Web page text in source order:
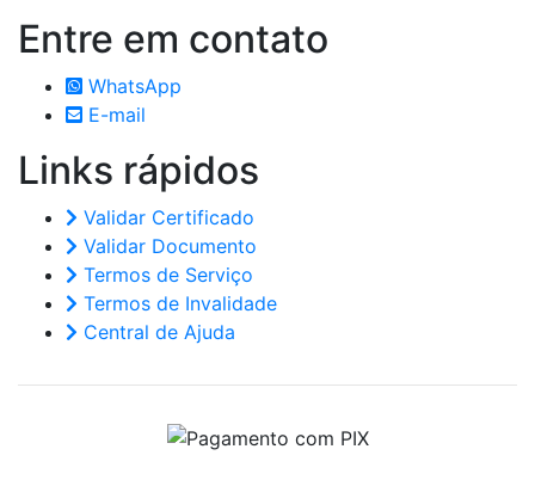
Entre em contato
WhatsApp
E-mail
Links rápidos
Validar Certificado
Validar Documento
Termos de Serviço
Termos de Invalidade
Central de Ajuda